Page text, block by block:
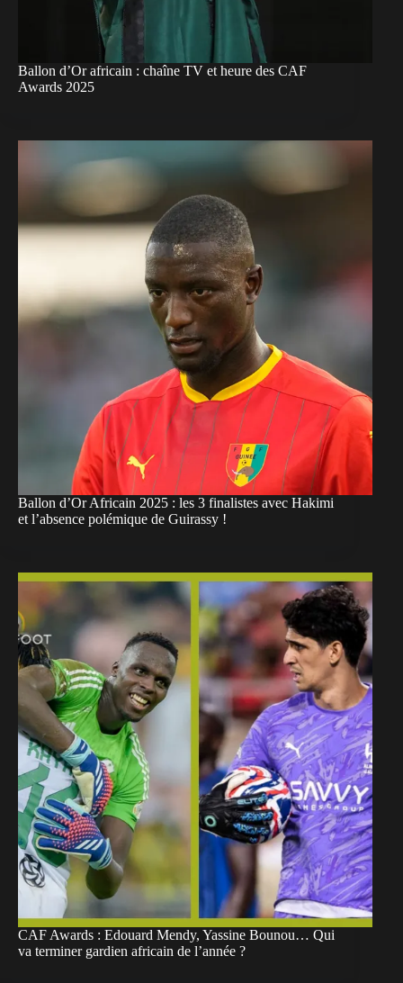
Ballon d’Or africain : chaîne TV et heure des CAF
Awards 2025
Ballon d’Or Africain 2025 : les 3 finalistes avec Hakimi
et l’absence polémique de Guirassy !
CAF Awards : Edouard Mendy, Yassine Bounou… Qui
va terminer gardien africain de l’année ?